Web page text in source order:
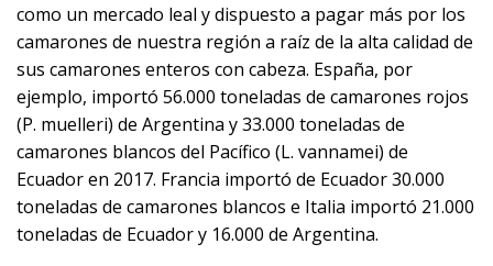
como un mercado leal y dispuesto a pagar más por los
camarones de nuestra región a raíz de la alta calidad de
sus camarones enteros con cabeza. España, por
ejemplo, importó 56.000 toneladas de camarones rojos
(P. muelleri) de Argentina y 33.000 toneladas de
camarones blancos del Pacífico (L. vannamei) de
Ecuador en 2017. Francia importó de Ecuador 30.000
toneladas de camarones blancos e Italia importó 21.000
toneladas de Ecuador y 16.000 de Argentina.